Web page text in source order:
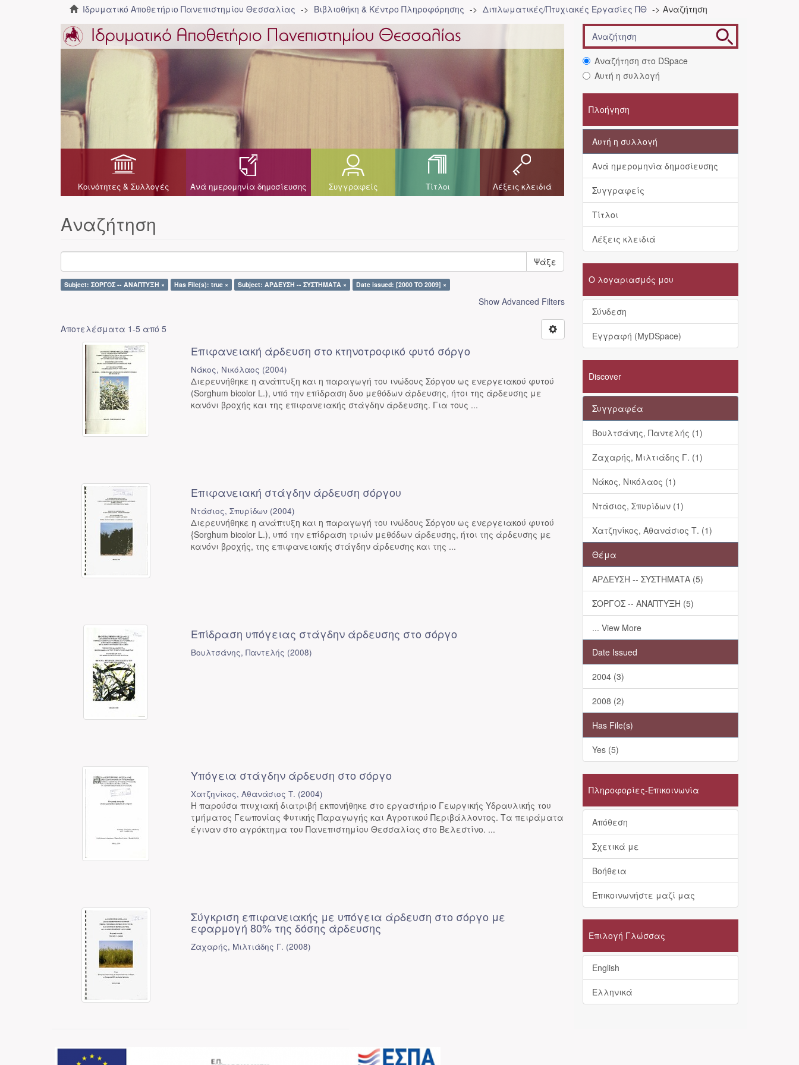
Ιδρυματικό Αποθετήριο Πανεπιστημίου Θεσσαλίας Βιβλιοθήκη & Κέντρο Πληροφόρησης Διπλωματικές/Πτυχιακές Εργασίες ΠΘ Αναζήτηση
Κοινότητες & Συλλογές Ανά ημερομηνία δημοσίευσης Συγγραφείς Τίτλοι Λέξεις κλειδιά
Αναζήτηση
Ψάξε
Subject: ΣΟΡΓΟΣ -- ΑΝΑΠΤΥΞΗ × Has File(s): true × Subject: ΑΡΔΕΥΣΗ -- ΣΥΣΤΗΜΑΤΑ × Date issued: [2000 TO 2009] ×
Show Advanced Filters
Αποτελέσματα 1-5 από 5
Επιφανειακή άρδευση στο κτηνοτροφικό φυτό σόργο
Νάκος, Νικόλαος (2004)
Διερευνήθηκε η ανάπτυξη και η παραγωγή του ινώδους Σόργου ως ενεργειακού φυτού
(Sorghum bicolor L.), υπό την επίδραση δυο μεθόδων άρδευσης, ήτοι της άρδευσης με
κανόνι βροχής και της επιφανειακής στάγδην άρδευσης. Για τους ...
Επιφανειακή στάγδην άρδευση σόργου
Ντάσιος, Σπυρίδων (2004)
Διερευνήθηκε η ανάπτυξη και η παραγωγή του ινώδους Σόργου ως ενεργειακού φυτού
{Sorghum bicolor L.), υπό την επίδραση τριών μεθόδων άρδευσης, ήτοι της άρδευσης με
κανόνι βροχής, της επιφανειακής στάγδην άρδευσης και της ...
Επίδραση υπόγειας στάγδην άρδευσης στο σόργο
Βουλτσάνης, Παντελής (2008)
Υπόγεια στάγδην άρδευση στο σόργο
Χατζηνίκος, Αθανάσιος Τ. (2004)
Η παρούσα πτυχιακή διατριβή εκπονήθηκε στο εργαστήριο Γεωργικής Υδραυλικής του
τμήματος Γεωπονίας Φυτικής Παραγωγής και Αγροτικού Περιβάλλοντος. Τα πειράματα
έγιναν στο αγρόκτημα του Πανεπιστημίου Θεσσαλίας στο Βελεστίνο. ...
Σύγκριση επιφανειακής με υπόγεια άρδευση στο σόργο με
εφαρμογή 80% της δόσης άρδευσης
Ζαχαρής, Μιλτιάδης Γ. (2008)
Αναζήτηση στο DSpace
Αυτή η συλλογή
Πλοήγηση
Αυτή η συλλογή
Ανά ημερομηνία δημοσίευσης
Συγγραφείς
Τίτλοι
Λέξεις κλειδιά
Ο λογαριασμός μου
Σύνδεση
Εγγραφή (MyDSpace)
Discover
Συγγραφέα
Βουλτσάνης, Παντελής (1)
Ζαχαρής, Μιλτιάδης Γ. (1)
Νάκος, Νικόλαος (1)
Ντάσιος, Σπυρίδων (1)
Χατζηνίκος, Αθανάσιος Τ. (1)
Θέμα
ΑΡΔΕΥΣΗ -- ΣΥΣΤΗΜΑΤΑ (5)
ΣΟΡΓΟΣ -- ΑΝΑΠΤΥΞΗ (5)
... View More
Date Issued
2004 (3)
2008 (2)
Has File(s)
Yes (5)
Πληροφορίες-Επικοινωνία
Απόθεση
Σχετικά με
Βοήθεια
Επικοινωνήστε μαζί μας
Επιλογή Γλώσσας
English
Ελληνικά